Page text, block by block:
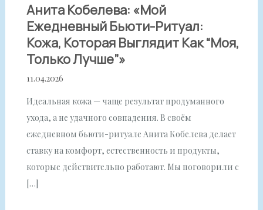
Анита Кобелева: «Мой
Ежедневный Бьюти-Ритуал:
Кожа, Которая Выглядит Как “моя,
Только Лучше”»
11.04.2026
Идеальная кожа — чаще результат продуманного
ухода, а не удачного совпадения. В своём
ежедневном бьюти-ритуале Анита Кобелева делает
ставку на комфорт, естественность и продукты,
которые действительно работают. Мы поговорили с
[…]